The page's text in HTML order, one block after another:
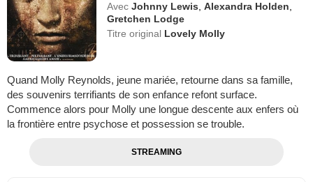
Avec Johnny Lewis ,Alexandra Holden
Gretchen Lodge
Titre original Lovely Molly
Quand Molly Reynolds, jeune mariée, retourne dans sa famille,
des souvenirs terrifiants de son enfance refont surface.
Commence alors pour Molly une longue descente aux enfers où
la frontière entre psychose et possession se trouble.
STREAMING